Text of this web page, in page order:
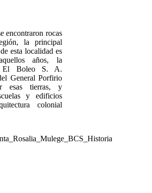
encontraron rocas
la principal
esta localidad es
años, la
El Boleo S. A.
General Porfirio
esas tierras, y
y edificios
colonial